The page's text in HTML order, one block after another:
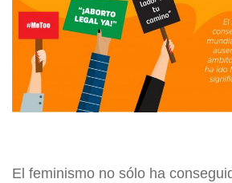
El feminismo no sólo ha